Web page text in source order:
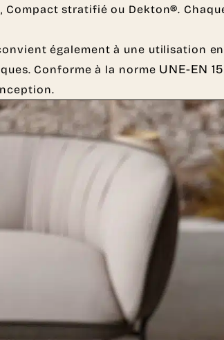
Compact stratifié ou Dekton®.
également à une utilisation
Conforme à la norme UNE-EN